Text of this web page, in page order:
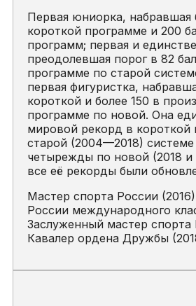
Первая юниорка, набравшая
короткой программе и 200
программ; первая и
преодолевшая порог в 82
программе по старой
первая фигуристка,
короткой и более 150 в
программе по новой. Она
мировой рекорд в короткой
старой (2004—2018) системе
четырежды по новой (2018
все её рекорды были
Мастер спорта России
России международного
Заслуженный мастер спорта
Кавалер ордена Дружбы